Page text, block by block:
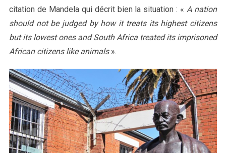
citation de Mandela qui décrit bien la situation : «A nation
should not be judged by how it treats its highest citizens
but its lowest ones and South Africa treated its imprisoned
African citizens like animals ».